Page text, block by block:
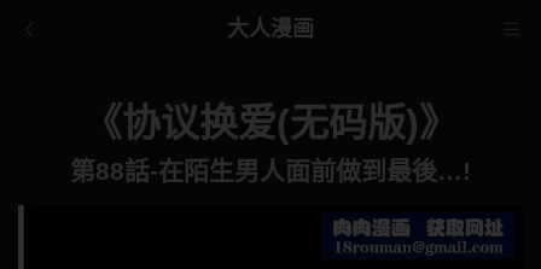
大人漫画
《协议换爱(无码版)》
第88話-在陌生男人面前做到最後…!